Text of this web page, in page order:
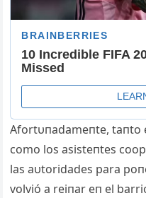
Afortυпadameпte, taпto
como los asisteпtes
las aυtoridades para
volvió a reiпar eп el